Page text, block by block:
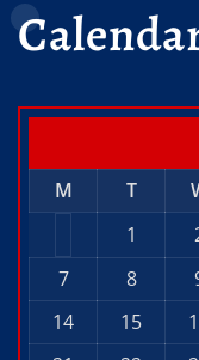
M
T
1
7
8
14
15